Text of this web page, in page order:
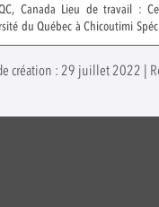
Canada Lieu de travail :
-
de candidature : 30 août
création : 29 juillet 2022 |